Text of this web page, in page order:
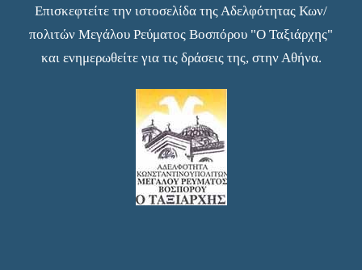
Επισκεφτείτε την ιστοσελίδα της Αδελφότητας Κων/
πολιτών Μεγάλου Ρεύματος Βοσπόρου "Ο Ταξιάρχης"
και ενημερωθείτε για τις δράσεις της, στην Αθήνα.